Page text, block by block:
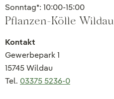
Sonntag*: 10:00-15:00
Pflanzen-Kölle Wildau
Kontakt
Gewerbepark 1
15745 Wildau
Tel. 03375 5236-0